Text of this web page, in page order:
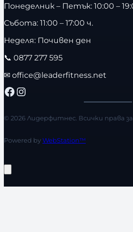
Понеделник – Петък: 10:00 –
Събота: 11:00 – 17:00 ч.
Неделя: Почивен ден
📞 0877 277 595
✉ office@leaderfitness.net
Facebook Instagram
© 2026 Лидерфитнес. Всички права
Powered byWebStation™